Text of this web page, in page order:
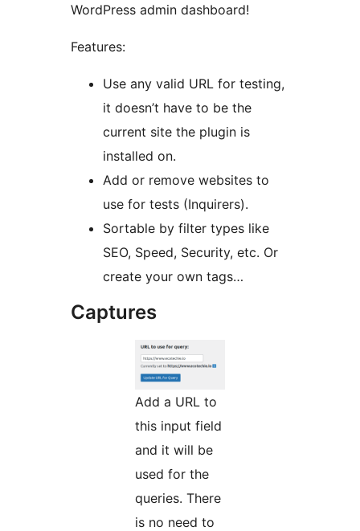
WordPress admin dashboard!
Features:
Use any valid URL for testing,
it doesn’t have to be the
current site the plugin is
installed on.
Add or remove websites to
use for tests (Inquirers).
Sortable by filter types like
SEO, Speed, Security, etc. Or
create your own tags…
Captures
Add a URL to
this input field
and it will be
used for the
queries. There
is no need to